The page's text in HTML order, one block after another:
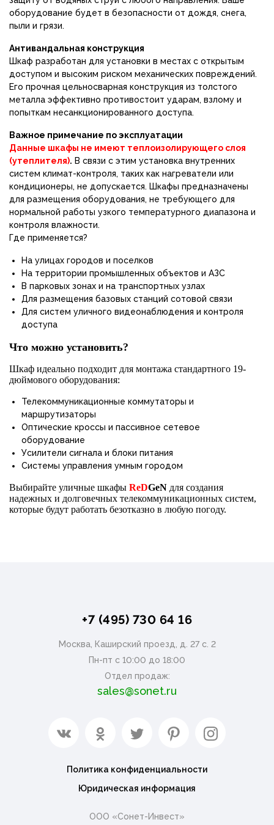
оборудование будет в безопасности от дождя, снега,
пыли и грязи.
Антивандальная конструкция
Шкаф разработан для установки в местах с открытым
доступом и высоким риском механических повреждений.
Его прочная цельносварная конструкция из толстого
металла эффективно противостоит ударам, взлому и
попыткам несанкционированного доступа.
Важное примечание по эксплуатации
Данные шкафы не имеют теплоизолирующего слоя
(утеплителя). В связи с этим установка внутренних
систем климат-контроля, таких как нагреватели или
кондиционеры, не допускается. Шкафы предназначены
для размещения оборудования, не требующего для
нормальной работы узкого температурного диапазона и
контроля влажности.
Где применяется?
На улицах городов и поселков
На территории промышленных объектов и АЗС
В парковых зонах и на транспортных узлах
Для размещения базовых станций сотовой связи
Для систем уличного видеонаблюдения и контроля
доступа
Что можно установить?
Шкаф идеально подходит для монтажа стандартного 19-
дюймового оборудования:
Телекоммуникационные коммутаторы и
маршрутизаторы
Оптические кроссы и пассивное сетевое
оборудование
Усилители сигнала и блоки питания
Системы управления умным городом
Выбирайте уличные шкафы ReDGeN для создания
надежных и долговечных телекоммуникационных систем,
которые будут работать безотказно в любую погоду.
+7 (495) 730 64 16
Москва, Каширский проезд, д. 27 с. 2
Пн-пт с 10:00 до 18:00
Отдел продаж:
sales@sonet.ru
Политика конфиденциальности
Юридическая информация
ООО «Сонет-Инвест»